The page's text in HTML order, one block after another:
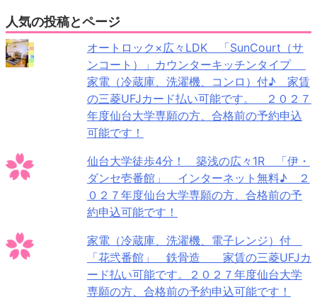
人気の投稿とページ
オートロック×広々LDK 「SunCourt（サ
ンコート）」カウンターキッチンタイプ
家電（冷蔵庫、洗濯機、コンロ）付♪ 家賃
の三菱UFJカード払い可能です。 ２０２７
年度仙台大学専願の方、合格前の予約申込
可能です！
仙台大学徒歩4分！ 築浅の広々1R 「伊・
ダンセ壱番館」 インターネット無料♪ ２
０２７年度仙台大学専願の方、合格前の予
約申込可能です！
家電（冷蔵庫、洗濯機、電子レンジ）付
「花弐番館」 鉄骨造 家賃の三菱UFJカ
ード払い可能です。２０２７年度仙台大学
専願の方、合格前の予約申込可能です！